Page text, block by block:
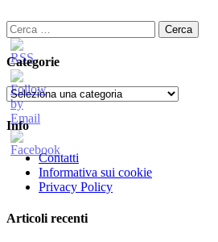
Ricerca
per:
Categorie
Categorie
Info
Contatti
Informativa sui cookie
Privacy Policy
Articoli recenti